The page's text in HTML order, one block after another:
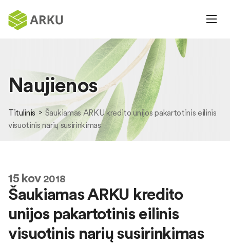
Naujienos
Titulinis
Šaukiamas ARKU kredito unijos pakartotinis eilinis
visuotinis narių susirinkimas
15kov2018
Šaukiamas ARKU kredito
unijos pakartotinis eilinis
visuotinis narių susirinkimas